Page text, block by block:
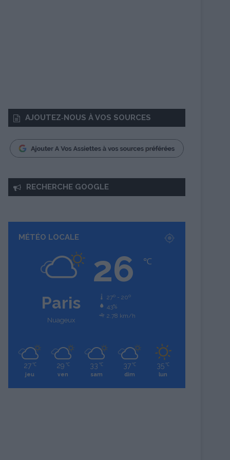
AJOUTEZ‑NOUS À VOS SOURCES
RECHERCHE GOOGLE
MÉTÉO LOCALE
Paris
Nuageux
26 ℃
27º - 20º
43%
2.78 km/h
27 ℃
jeu
29 ℃
ven
33 ℃
sam
37 ℃
dim
35 ℃
lun